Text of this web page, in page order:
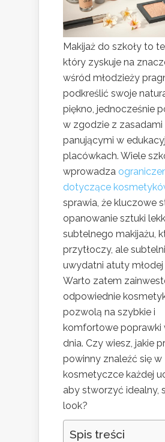
Makijaż do szkoły to
który zyskuje na
wśród młodzieży
podkreślić swoje
piękno, jednocześnie
w zgodzie z zasadami
panującymi w
placówkach. Wiele
wprowadza
dotyczące
sprawia, że kluczowe
opanowanie sztuki
subtelnego makijażu,
przytłoczy, ale
uwydatni atuty młodej
Warto zatem
odpowiednie
pozwolą na szybkie i
komfortowe poprawki
dnia. Czy wiesz, jakie
powinny znaleźć się w
kosmetyczce każdej
aby stworzyć idealny,
look?
Spis treści